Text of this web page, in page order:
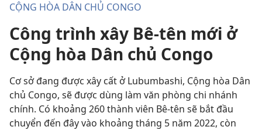
CỘNG HÒA DÂN CHỦ CONGO
Công trình xây Bê-tên mới ở
Cộng hòa Dân chủ Congo
Cơ sở đang được xây cất ở Lubumbashi, Cộng hòa Dân
chủ Congo, sẽ được dùng làm văn phòng chi nhánh
chính. Có khoảng 260 thành viên Bê-tên sẽ bắt đầu
chuyển đến đây vào khoảng tháng 5 năm 2022, còn